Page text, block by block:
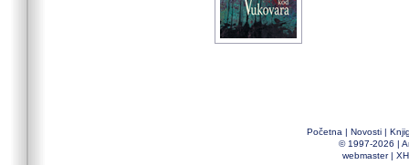
Početna Novosti
© 1997-2026 |
webmaster|